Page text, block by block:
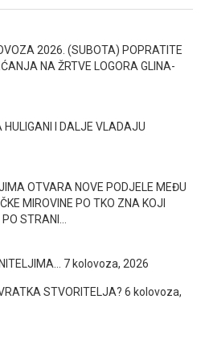
2026. (SUBOTA) POPRATITE
NA ŽRTVE LOGORA GLINA-
HULIGANI I DALJE VLADAJU
OTVARA NOVE PODJELE MEĐU
MIROVINE PO TKO ZNA KOJI
STRANI…
7 kolovoza, 2026
STVORITELJA? 6 kolovoza,